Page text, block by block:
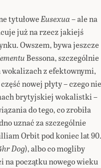
tytułoweEusexua– ale na
już na rzecz jakiejś
Owszem, bywa jeszcze
Bessona, szczególnie
z efektownymi,
nowej płyty – czego nie
brytyjskiej wokalistki –
do tego, co zrobiła
uznać za szczególnie
Orbit pod koniec lat 90.
Dog), albo co mogliby
na początku nowego wieku